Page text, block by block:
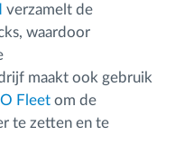
verzamelt de
waardoor
maakt ook gebruik
Fleet om de
te zetten en te